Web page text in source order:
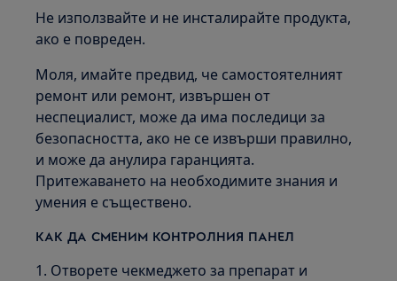
Не използвайте и не инсталирайте продукта,
ако е повреден.
Моля, имайте предвид, че самостоятелният
ремонт или ремонт, извършен от
неспециалист, може да има последици за
безопасността, ако не се извърши правилно,
и може да анулира гаранцията.
Притежаването на необходимите знания и
умения е съществено.
КАК ДА СМЕНИМ КОНТРОЛНИЯ ПАНЕЛ
1. Отворете чекмеджето за препарат и